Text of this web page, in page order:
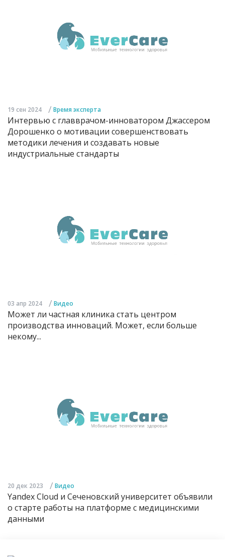
19 сен 2024 / Время эксперта
Интервью с главврачом-инноватором Джассером
Дорошенко о мотивации совершенствовать
методики лечения и создавать новые
индустриальные стандарты
03 апр 2024 / Видео
Может ли частная клиника стать центром
производства инноваций. Может, если больше
некому...
20 дек 2023 / Видео
Yandex Cloud и Сеченовский университет объявили
о старте работы на платформе с медицинскими
данными